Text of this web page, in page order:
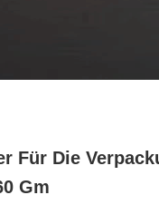
Für Die
Gm